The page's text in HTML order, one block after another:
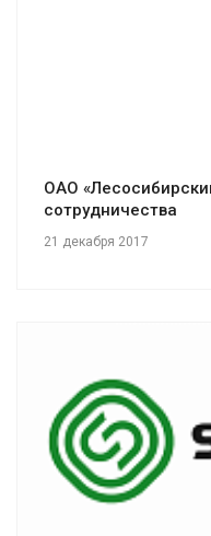
ОАО
сотрудничества
21 декабря 2017